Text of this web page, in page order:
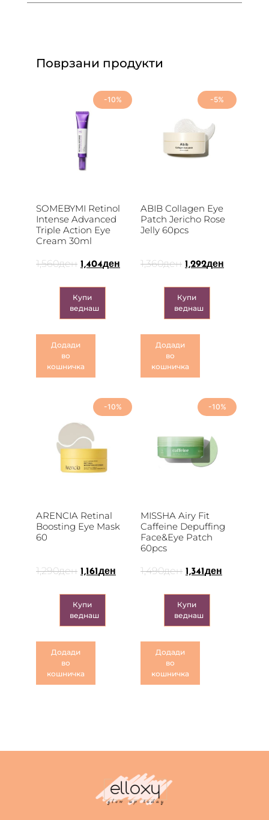
Поврзани продукти
-10%
SOMEBYMI Retinol
Intense Advanced
Triple Action Eye
Cream 30ml
1,560ден 1,404ден
Купи
веднаш
Додади
во
кошничка
-5%
ABIB Collagen Eye
Patch Jericho Rose
Jelly 60pcs
1,360ден 1,292ден
Купи
веднаш
Додади
во
кошничка
-10%
ARENCIA Retinal
Boosting Eye Mask
60
1,290ден 1,161 ден
Купи
веднаш
Додади
во
кошничка
-10%
MISSHA Airy Fit
Caffeine Depuffing
Face&Eye Patch
60pcs
1,490ден 1,341 ден
Купи
веднаш
Додади
во
кошничка